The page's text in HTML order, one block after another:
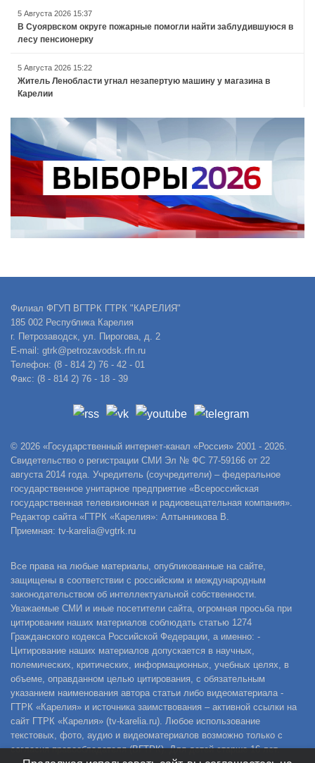
5 Августа 2026 15:37
В Суоярвском округе пожарные помогли найти заблудившуюся в
лесу пенсионерку
5 Августа 2026 15:22
Житель Ленобласти угнал незапертую машину у магазина в
Карелии
Филиал ФГУП ВГТРК ГТРК "КАРЕЛИЯ"
185 002 Республика Карелия
г. Петрозаводск, ул. Пирогова, д. 2
E-mail: gtrk@petrozavodsk.rfn.ru
Телефон: (8 - 814 2) 76 - 42 - 01
Факс: (8 - 814 2) 76 - 18 - 39
© 2026 «Государственный интернет-канал «Россия» 2001 - 2026.
Свидетельство о регистрации СМИ Эл № ФС 77-59166 от 22
августа 2014 года. Учредитель (соучредители) – федеральное
государственное унитарное предприятие «Всероссийская
государственная телевизионная и радиовещательная компания».
Редактор сайта «ГТРК «Карелия»: Алтынникова В.
Приемная: tv-karelia@vgtrk.ru
Все права на любые материалы, опубликованные на сайте,
защищены в соответствии с российским и международным
законодательством об интеллектуальной собственности.
Уважаемые СМИ и иные посетители сайта, огромная просьба при
цитировании наших материалов соблюдать статью 1274
Гражданского кодекса Российской Федерации, а именно: -
Цитирование наших материалов допускается в научных,
полемических, критических, информационных, учебных целях, в
объеме, оправданном целью цитирования, с обязательным
указанием наименования автора статьи либо видеоматериала -
ГТРК «Карелия» и источника заимствования – активной ссылки на
сайт ГТРК «Карелия» (tv-karelia.ru). Любое использование
текстовых, фото, аудио и видеоматериалов возможно только с
согласия правообладателя (ВГТРК). Для детей старше 16 лет.